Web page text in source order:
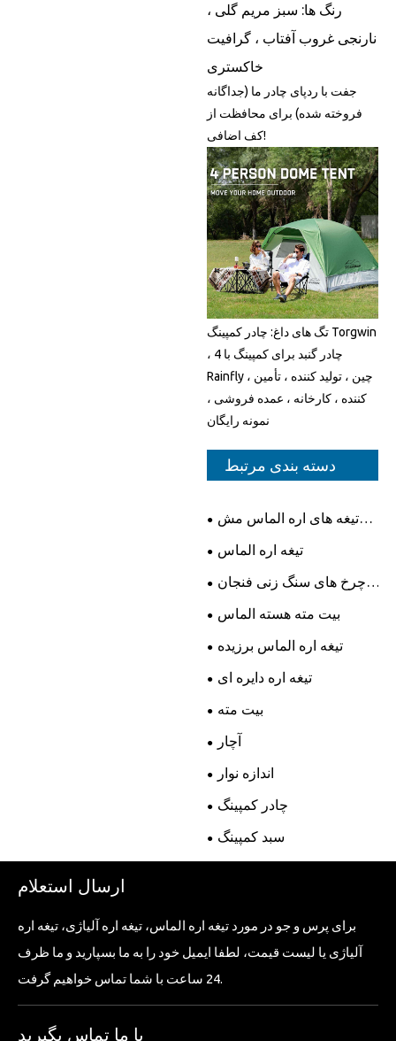
رنگ ها: سبز مریم گلی ،
نارنجی غروب آفتاب ، گرافیت
خاکستری
جفت با ردپای چادر ما (جداگانه
فروخته شده) برای محافظت از
کف اضافی!
تگ های داغ: چادر کمپینگ Torgwin
، 4 چادر گنبد برای کمپینگ با
Rainfly ، چین ، تولید کننده ، تأمین
کننده ، کارخانه ، عمده فروشی ،
نمونه رایگان
دسته بندی مرتبط
تیغه های اره الماس مش
ایکس
تیغه اره الماس
چرخ های سنگ زنی فنجان
الماس
بیت مته هسته الماس
تیغه اره الماس برزیده
تیغه اره دایره ای
بیت مته
آچار
اندازه نوار
چادر کمپینگ
سبد کمپینگ
ارسال استعلام
برای پرس و جو در مورد تیغه اره الماس، تیغه اره آلیاژی، تیغه اره
آلیاژی یا لیست قیمت، لطفا ایمیل خود را به ما بسپارید و ما ظرف
24 ساعت با شما تماس خواهیم گرفت.
با ما تماس بگیرید